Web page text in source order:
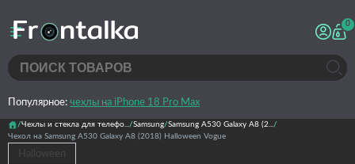
0
Популярное: чехлы на iPhone 18 Pro Max
Чехлы и стекла для телефо... Samsung Samsung A530 Galaxy A8 (2...
Чехол на Samsung A530 Galaxy A8 (2018) Halloween Vogue
Halloween